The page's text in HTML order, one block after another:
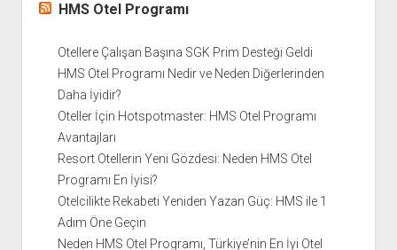
HMS Otel Programı
Otellere Çalışan Başına SGK Prim Desteği Geldi
HMS Otel Programı Nedir ve Neden Diğerlerinden
Daha İyidir?
Oteller İçin Hotspotmaster: HMS Otel Programı
Avantajları
Resort Otellerin Yeni Gözdesi: Neden HMS Otel
Programı En İyisi?
Otelcilikte Rekabeti Yeniden Yazan Güç: HMS ile 1
Adım Öne Geçin
Neden HMS Otel Programı, Türkiye’nin En İyi Otel